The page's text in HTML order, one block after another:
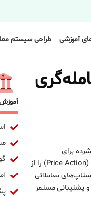
آموزشی طراحی سیستم
برای
علاقه‌مندان این منطقه و مناطق همجوار استان ارائه می‌دهد. ساکنان اطراف اکنون می‌توانند هنر معامله‌گری بر اساس رفتار خالص قیمت (Price Action) را از
معاملاتی
پشتیبانی مستمر